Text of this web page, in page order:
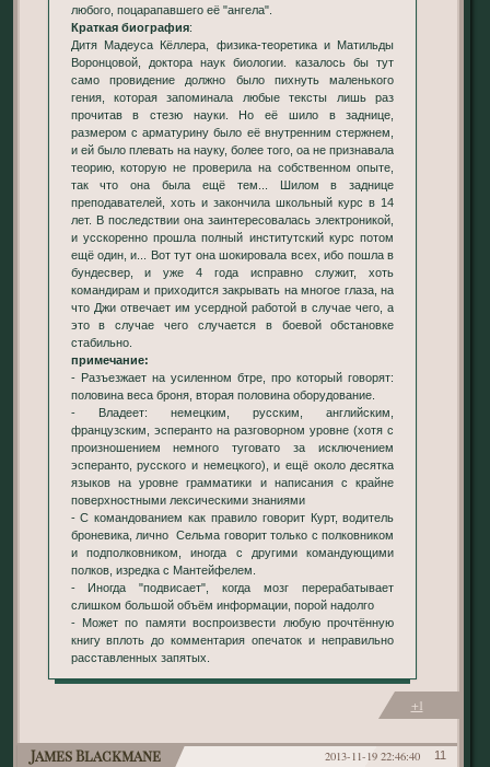
любого, поцарапавшего её "ангела".
Краткая биография:
Дитя Мадеуса Кёллера, физика-теоретика и Матильды
Воронцовой, доктора наук биологии. казалось бы тут
само провидение должно было пихнуть маленького
гения, которая запоминала любые тексты лишь раз
прочитав в стезю науки. Но её шило в заднице,
размером с арматурину было её внутренним стержнем,
и ей было плевать на науку, более того, оа не признавала
теорию, которую не проверила на собственном опыте,
так что она была ещё тем... Шилом в заднице
преподавателей, хоть и закончила школьный курс в 14
лет. В последствии она заинтересовалась электроникой,
и усскоренно прошла полный институтский курс потом
ещё один, и... Вот тут она шокировала всех, ибо пошла в
бундесвер, и уже 4 года исправно служит, хоть
командирам и приходится закрывать на многое глаза, на
что Джи отвечает им усердной работой в случае чего, а
это в случае чего случается в боевой обстановке
стабильно.
примечание:
- Разъезжает на усиленном бтре, про который говорят:
половина веса броня, вторая половина оборудование.
- Владеет: немецким, русским, английским,
французским, эсперанто на разговорном уровне (хотя с
произношением немного туговато за исключением
эсперанто, русского и немецкого), и ещё около десятка
языков на уровне грамматики и написания с крайне
поверхностными лексическими знаниями
- С командованием как правило говорит Курт, водитель
броневика, лично Сельма говорит только с полковником
и подполковником, иногда с другими командующими
полков, изредка с Мантейфелем.
- Иногда "подвисает", когда мозг перерабатывает
слишком большой объём информации, порой надолго
- Может по памяти воспроизвести любую прочтённую
книгу вплоть до комментария опечаток и неправильно
расставленных запятых.
+1
11
2013-11-19 22:46:40
James Blackmane